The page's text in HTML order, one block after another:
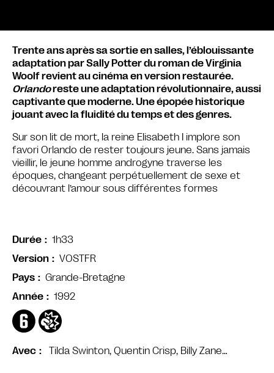
Avec Tilda Swinton, Quentin Crisp, Billy Zane…
Trente ans après sa sortie en salles, l’éblouissante
adaptation par Sally Potter du roman de Virginia
Woolf revient au cinéma en version restaurée.
Orlandoreste une adaptation révolutionnaire, aussi
captivante que moderne. Une épopée historique
jouant avec la fluidité du temps et des genres.
Sur son lit de mort, la reine Elisabeth I implore son
favori Orlando de rester toujours jeune. Sans jamais
vieillir, le jeune homme androgyne traverse les
époques, changeant perpétuellement de sexe et
découvrant l’amour sous différentes formes
Durée
1h33
Version
VOSTFR
Pays
Grande-Bretagne
Année
1992